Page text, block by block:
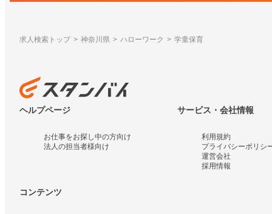
求人検索トップ 神奈川県 ハローワーク 学童保育
ヘルプページ
お仕事をお探し中の方向け
法人の担当者様向け
サービス・会社情報
利用規約
プライバシーポリシ
運営会社
採用情報
コンテンツ